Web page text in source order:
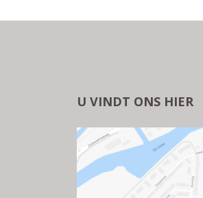
U VINDT ONS HIER